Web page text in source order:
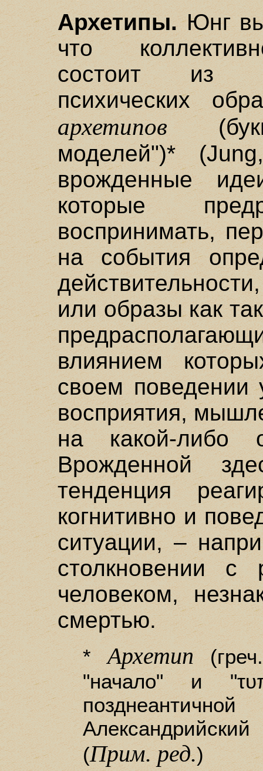
Архетипы.Юнг
что
состоит из
психических
архетипов
моделей")*
врожденные
которые
воспринимать,
на события
или образы как
влиянием
своем поведении
восприятия,
на какой-либо
Врожденной
тенденция
когнитивно и
ситуации, –
столкновении с
человеком,
смертью.
*Архетип
"начало" и
(Прим. ред.)